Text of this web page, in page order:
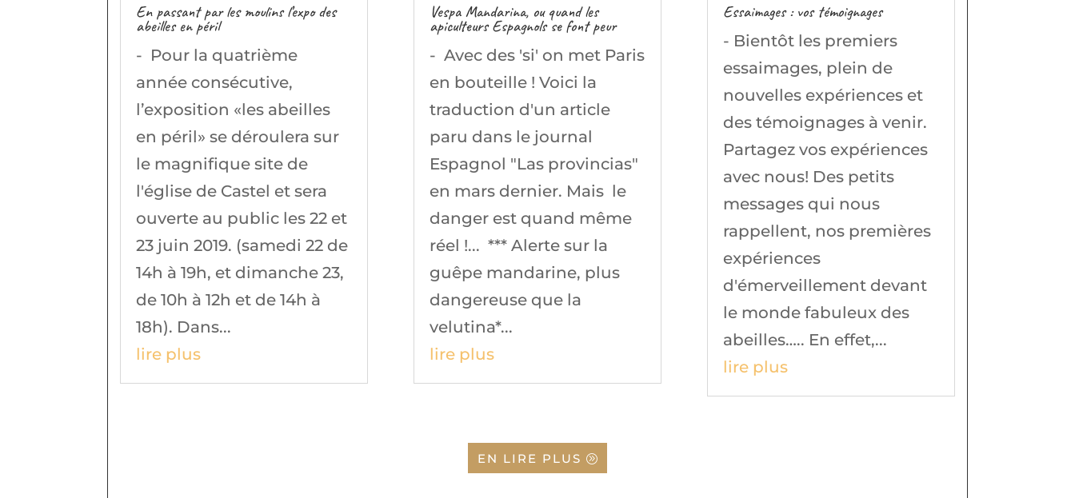
En passant par les moulins l’expo des
abeilles en péril
- Pour la quatrième
année consécutive,
l’exposition «les abeilles
en péril» se déroulera sur
le magnifique site de
l'église de Castel et sera
ouverte au public les 22 et
23 juin 2019. (samedi 22 de
14h à 19h, et dimanche 23,
de 10h à 12h et de 14h à
18h). Dans...
lire plus
Vespa Mandarina, ou quand les
apiculteurs Espagnols se font peur
- Avec des 'si' on met Paris
en bouteille ! Voici la
traduction d'un article
paru dans le journal
Espagnol "Las provincias"
en mars dernier. Mais le
danger est quand même
réel !... *** Alerte sur la
guêpe mandarine, plus
dangereuse que la
velutina*...
lire plus
Essaimages : vos témoignages
- Bientôt les premiers
essaimages, plein de
nouvelles expériences et
des témoignages à venir.
Partagez vos expériences
avec nous! Des petits
messages qui nous
rappellent, nos premières
expériences
d'émerveillement devant
le monde fabuleux des
abeilles….. En effet,...
lire plus
EN LIRE PLUS